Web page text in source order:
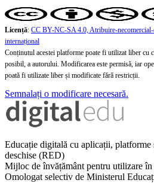
Licență: CC BY-NC-SA 4.0, Atribuire-
internațional
Conținutul acestei platforme poate fi utilizat liber cu
posibil, a autorului. Modificarea este permisă, iar
poată fi utilizate liber și modificate fără restricții.
Semnalați o modificare necesară.
Educație digitală cu aplicații, platforme
deschise (RED)
Mijloc de învățământ pentru utilizare în
Omologat selectiv de Ministerul